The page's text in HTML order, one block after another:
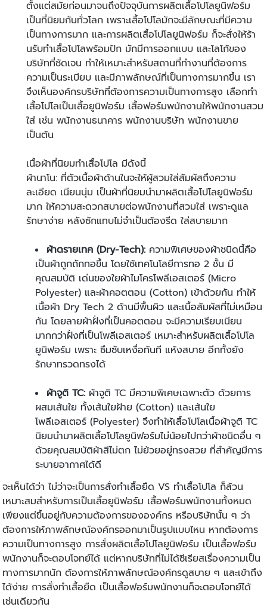
ตั้งแต่สมัยก่อนมาจนถึงปัจจุบันการผลิตเสื้อโปโลยูนิฟอร์ม
เป็นที่นิยมกันทั่วโลก เพราะเสื้อโปโลมักจะมีลักษณะที่มีความ
เป็นทางการมาก และการผลิตเสื้อโปโลยูนิฟอร์ม ก็จะสั่งให้ร้า
นรับทําเสื้อโปโลพร้อมปัก มักมีการออกแบบ และโลโก้ของ
บริษัทที่ชัดเจน ทำให้เหมาะสำหรับสถานที่ทำงานที่ต้องการ
ความเป็นระเบียบ และมีภาพลักษณ์ที่เป็นทางการมากขึ้น เรา
จึงเห็นองค์กรบริษัทที่ต้องการความเป็นทางการสูง เลือกทำ
เสื้อโปโลเป็นเสื้อยูนิฟอร์ม เสื้อฟอร์มพนักงานให้พนักงานสวม
ใส่ เช่น พนักงานธนาคาร พนักงานบริษัท พนักงานขาย
เป็นต้น
เนื้อผ้าที่นิยมทำเสื้อโปโล มีดังนี้
ผ้านาโน: ที่ตัวเนื้อผ้าด้านในจะให้ผู้สวมใส่สัมผัสถึงความ
ละเอียด เนียนนุ่ม เป็นผ้าที่นิยมนำมาผลิตเสื้อโปโลยูนิฟอร์ม
มาก ให้ความสะดวกสบายต่อพนักงานที่สวมใส่ เพราะดูแล
รักษาง่าย หลังซักแทบไม่จำเป็นต้องรีด ใส่สบายมาก
ผ้าดรายเทค (Dry-Tech): ความพิเศษของผ้าชนิดนี้คือ
เป็นผ้าถูกถักทอขึ้น โดยใช้เทคโนโลยีการทอ 2 ชั้น มี
คุณสมบัติ เด่นของใยผ้าไมโครโพลีเอสเตอร์ (Micro
Polyester) และผ้าคอตตอน (Cotton) เข้าด้วยกัน ทำให้
เนื้อผ้า Dry Tech 2 ด้านมีพื้นผิว และเนื้อสัมผัสที่ไม่เหมือน
กัน โดยลายผ้าฝั่งที่เป็นคอตตอน จะมีความเรียบเนียน
มากกว่าฝั่งที่เป็นโพลีเอสเตอร์ เหมาะสำหรับผลิตเสื้อโปโล
ยูนิฟอร์ม เพราะ ซึมซับเหงื่อทันที แห้งสบาย อีกทั้งยัง
รักษาทรวดทรงได้
ผ้าจูติ TC: ผ้าจูติ TC มีความพิเศษเฉพาะตัว ด้วยการ
ผสมเส้นใย ทั้งเส้นใยฝ้าย (Cotton) และเส้นใย
โพลีเอสเตอร์ (Polyester) จึงทำให้เสื้อโปโลเนื้อผ้าจูติ TC
นิยมนำมาผลิตเสื้อโปโลยูนิฟอร์มไม่น้อยไปกว่าผ้าชนิดอื่น ๆ
ด้วยคุณสมบัติผ้าสีไม่ตก ไม่ย้วยอยู่ทรงสวย ที่สำคัญมีการ
ระบายอากาศได้ดี
จะเห็นได้ว่า ไม่ว่าจะเป็นการสั่งทำเสื้อยืด VS ทำเสื้อโปโล ก็ล้วน
เหมาะสมสำหรับการเป็นเสื้อยูนิฟอร์ม เสื้อฟอร์มพนักงานทั้งหมด
เพียงแต่ขึ้นอยู่กับความต้องการขององค์กร หรือบริษัทนั้น ๆ ว่า
ต้องการให้ภาพลักษณ์องค์กรออกมาเป็นรูปแบบไหน หากต้องการ
ความเป็นทางการสูง การสั่งผลิตเสื้อโปโลยูนิฟอร์ม เป็นเสื้อฟอร์ม
พนักงานก็จะตอบโจทย์ได้ แต่หากบริษัทที่ไม่ได้ซีเรียสเรื่องความเป็น
ทางการมากนัก ต้องการให้ภาพลักษณ์องค์กรดูสบาย ๆ และเข้าถึง
ได้ง่าย การสั่งทำเสื้อยืด เป็นเสื้อฟอร์มพนักงานก็จะตอบโจทย์ได้
เช่นเดียวกัน